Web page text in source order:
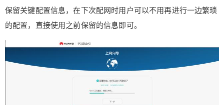
保留关键配置信息，在下次配网时用户可以不用再进行一边繁琐
的配置，直接使用之前保留的信息即可。